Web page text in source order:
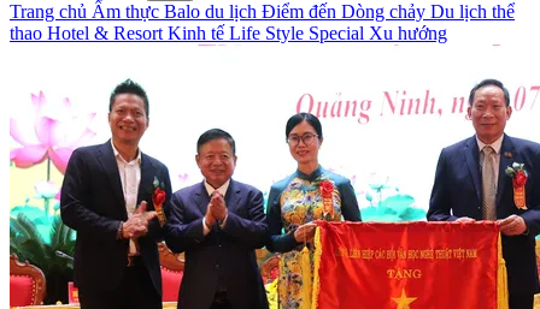
Trang chủ Ẩm thực Balo du lịch Điểm đến Dòng chảy Du lịch thể
thao Hotel & Resort Kinh tế Life Style Special Xu hướng